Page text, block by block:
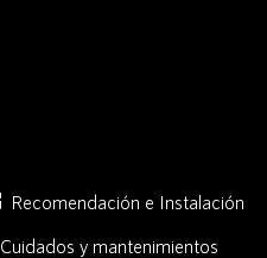
Recomendación e Instalación
Cuidados y mantenimientos